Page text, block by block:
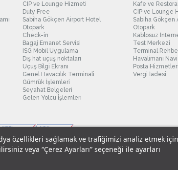
özellikleri sağlamak ve trafiğimizi analiz etmek için
veya “Çerez Ayarları” seçeneği ile ayarları
CIP ve Lounge Hizmeti
Duty Free
Sabiha Gökçen Airport Hotel
Otopark
Check-in
Bagaj Emanet Servisi
ISG Mobil Uygulama
Dış hat uçuş noktaları
Uçuş Bilgi Ekranı
Genel Havacılık Terminali
Gümrük İşlemleri
Seyahat Belgeleri
Gelen Yolcu İşlemleri
Kafe ve
CIP ve Lounge
Sabiha Gökçen
Otopark
Kablosuz
Test Merkezi
Terminal
Havalimanı
Posta Hizmetleri
Vergi İadesi